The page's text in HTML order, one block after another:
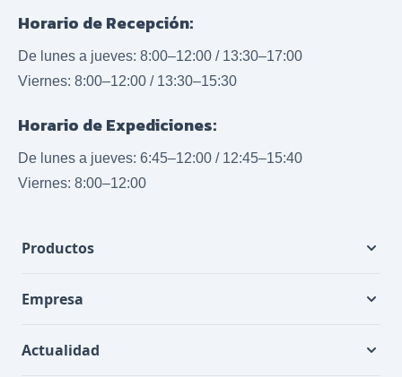
Horario de Recepción:
De lunes a jueves: 8:00–12:00 / 13:30–17:00
Viernes: 8:00–12:00 / 13:30–15:30
Horario de Expediciones:
De lunes a jueves: 6:45–12:00 / 12:45–15:40
Viernes: 8:00–12:00
Productos
Empresa
Actualidad